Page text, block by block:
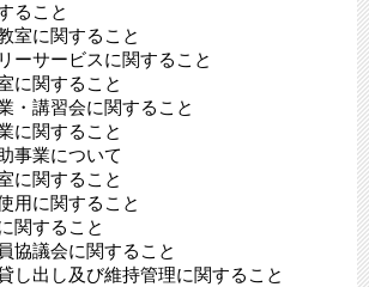
ること
室に関すること
ーサービスに関すること
に関すること
・講習会に関すること
に関すること
事業について
に関すること
用に関すること
関すること
協議会に関すること
し出し及び維持管理に関すること